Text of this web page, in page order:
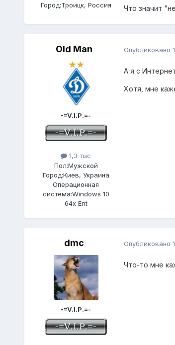
Город:Троицк, Россия Что значит
Old Man
-=V.I.P.=-
1,3 тыс
Пол:Мужской
Город:Киев, Украина
Операционная
система:Windows 10
64x Ent
Опубликовано
А я с
Хотя, мне
dmc
-=V.I.P.=-
Опубликовано
Что-то мне